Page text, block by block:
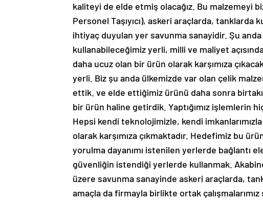
kaliteyi de elde etmiş olacağız. Bu malzemeyi biz
Personel Taşıyıcı), askeri araçlarda, tanklarda
ihtiyaç duyulan yer savunma sanayidir. Şu
kullanabileceğimiz yerli, milli ve maliyet
daha ucuz olan bir ürün olarak karşımıza
yerli. Biz şu anda ülkemizde var olan çelik
ettik. ve elde ettiğimiz ürünü daha sonra
bir ürün haline getirdik. Yaptığımız işlemlerin
Hepsi kendi teknolojimizle, kendi
olarak karşımıza çıkmaktadır. Hedefimiz bu
yorulma dayanımı istenilen yerlerde bağlantı
güvenliğin istendiği yerlerde kullanmak.
üzere savunma sanayinde askeri araçlarda,
amaçla da firmayla birlikte ortak